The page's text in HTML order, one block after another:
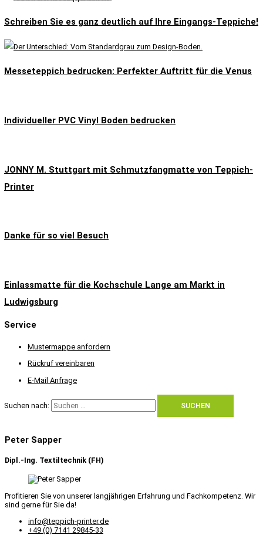
Schreiben Sie es ganz deutlich auf Ihre Eingangs-Teppiche!
Messeteppich bedrucken: Perfekter Auftritt für die Venus
Individueller PVC Vinyl Boden bedrucken
JONNY M. Stuttgart mit Schmutzfangmatte von Teppich-
Printer
Danke für so viel Besuch
Einlassmatte für die Kochschule Lange am Markt in
Ludwigsburg
Service
Mustermappe anfordern
Rückruf vereinbaren
E-Mail Anfrage
Suchen nach:
Peter Sapper
Dipl.-Ing. Textiltechnik (FH)
Profitieren Sie von unserer langjährigen Erfahrung und Fachkompetenz. Wir
sind gerne für Sie da!
info@teppich-printer.de
+49 (0) 7141 29845-33